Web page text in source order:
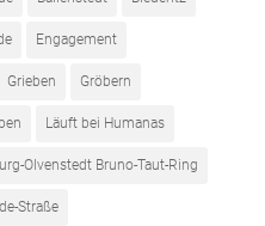
Engagement
Grieben Gröbern
Läuft bei Humanas
Olvenstedt Bruno-Taut-Ring
Straße